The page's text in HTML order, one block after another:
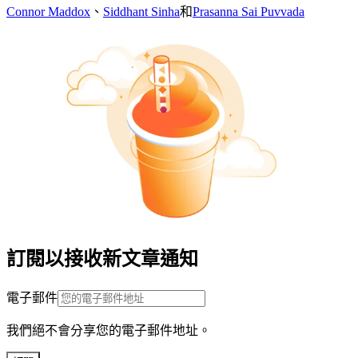
Connor Maddox 、 Siddhant Sinha和Prasanna Sai Puvvada
訂閱以接收新文章通知
電子郵件
我們絕不會分享您的電子郵件地址。